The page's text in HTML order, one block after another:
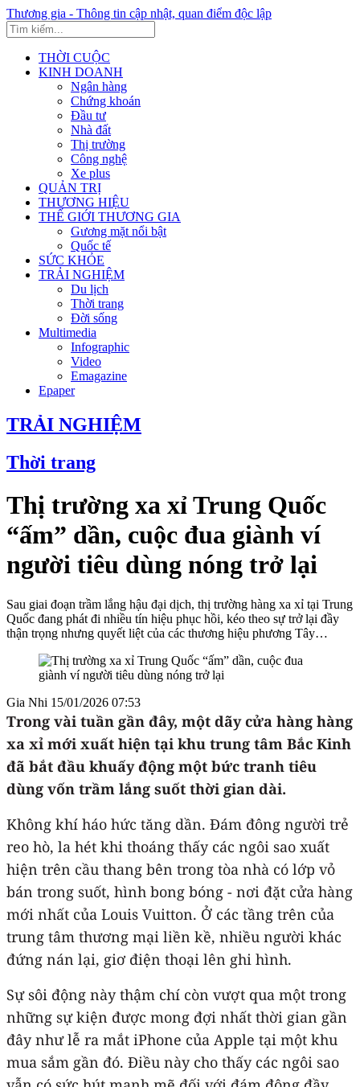
Thương gia - Thông tin cập nhật, quan điểm độc lập
THỜI CUỘC
KINH DOANH
Ngân hàng
Chứng khoán
Đầu tư
Nhà đất
Thị trường
Công nghệ
Xe plus
QUẢN TRỊ
THƯƠNG HIỆU
THẾ GIỚI THƯƠNG GIA
Gương mặt nổi bật
Quốc tế
SỨC KHỎE
TRẢI NGHIỆM
Du lịch
Thời trang
Đời sống
Multimedia
Infographic
Video
Emagazine
Epaper
TRẢI NGHIỆM
Thời trang
Thị trường xa xỉ Trung Quốc
“ấm” dần, cuộc đua giành ví
người tiêu dùng nóng trở lại
Sau giai đoạn trầm lắng hậu đại dịch, thị trường hàng xa xỉ tại Trung
Quốc đang phát đi nhiều tín hiệu phục hồi, kéo theo sự trở lại đầy
thận trọng nhưng quyết liệt của các thương hiệu phương Tây…
Gia Nhi 15/01/2026 07:53
Trong vài tuần gần đây, một dãy cửa hàng hàng
xa xỉ mới xuất hiện tại khu trung tâm Bắc Kinh
đã bắt đầu khuấy động một bức tranh tiêu
dùng vốn trầm lắng suốt thời gian dài.
Không khí háo hức tăng dần. Đám đông người trẻ
reo hò, la hét khi thoáng thấy các ngôi sao xuất
hiện trên cầu thang bên trong tòa nhà có lớp vỏ
bán trong suốt, hình bong bóng - nơi đặt cửa hàng
mới nhất của Louis Vuitton. Ở các tầng trên của
trung tâm thương mại liền kề, nhiều người khác
đứng nán lại, giơ điện thoại lên ghi hình.
Sự sôi động này thậm chí còn vượt qua một trong
những sự kiện được mong đợi nhất thời gian gần
đây như lễ ra mắt iPhone của Apple tại một khu
mua sắm gần đó. Điều này cho thấy các ngôi sao